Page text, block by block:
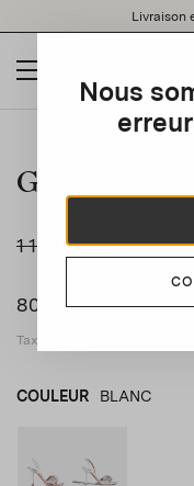
note:
website
an
Livraison
Nous
This is a carousel with
Galactic
800 CHF
1 140 CHF
Taxes applicables incluses
COULEUR BLANC